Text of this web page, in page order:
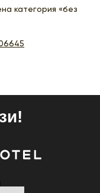
категория «без